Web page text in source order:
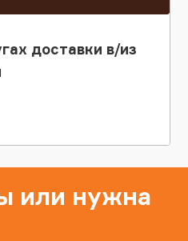
доставки в/из
или нужна